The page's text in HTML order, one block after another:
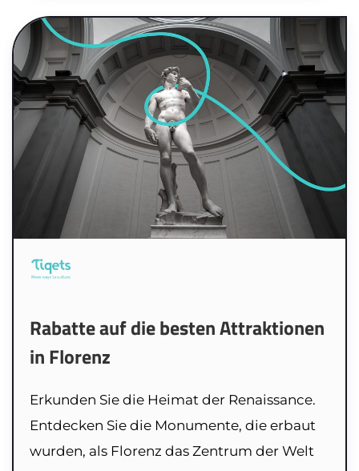
Rabatte auf die besten Attraktionen
in Florenz
Erkunden Sie die Heimat der Renaissance.
Entdecken Sie die Monumente, die erbaut
wurden, als Florenz das Zentrum der Welt